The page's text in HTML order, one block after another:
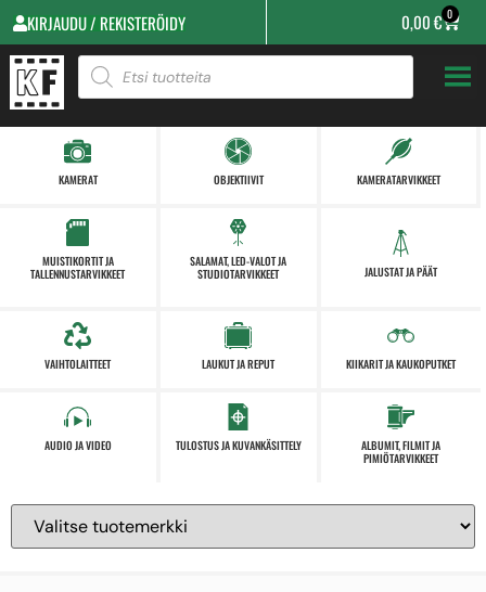
KIRJAUDU / REKISTERÖIDY 0,00€ 0
KAMERAT OBJEKTIIVIT KAMERATARVIKKEET
MUISTIKORTIT JA
TALLENNUSTARVIKKEET
SALAMAT, LED-VALOT JA
STUDIOTARVIKKEET
JALUSTAT JA PÄÄT
VAIHTOLAITTEET LAUKUT JA REPUT KIIKARIT JA KAUKOPUTKET
AUDIO JA VIDEO TULOSTUS JA KUVANKÄSITTELY
ALBUMIT, FILMIT JA
PIMIÖTARVIKKEET